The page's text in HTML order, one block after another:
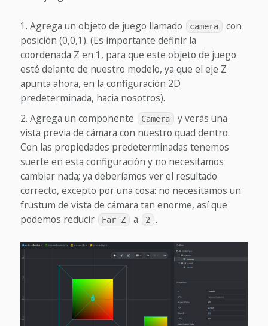
Agrega un objeto de juego llamado camera
con
posición (0,0,1). (Es importante definir la
coordenada Z en 1, para que este objeto de juego
esté delante de nuestro modelo, ya que el eje Z
apunta ahora, en la configuración 2D
predeterminada, hacia nosotros).
Agrega un componente
Camera
y verás una
vista previa de cámara con nuestro quad dentro.
Con las propiedades predeterminadas tenemos
suerte en esta configuración y no necesitamos
cambiar nada; ya deberíamos ver el resultado
correcto, excepto por una cosa: no necesitamos un
frustum de vista de cámara tan enorme, así que
podemos reducir
Far Z a 2 .